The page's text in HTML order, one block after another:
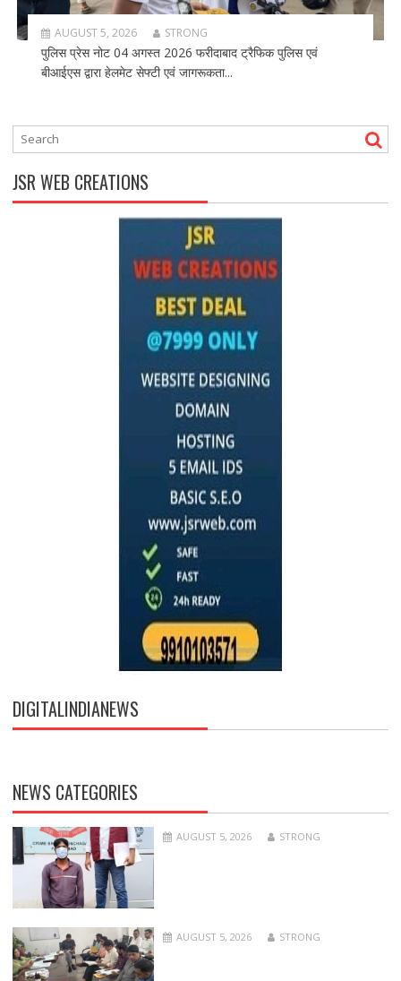
AUGUST 5, 2026 STRONG
पुलिस प्रेस नोट 04 अगस्त 2026 फरीदाबाद ट्रैफिक पुलिस एवं
बीआईएस द्वारा हेलमेट सेफ्टी एवं जागरूकता...
JSR WEB CREATIONS
DIGITALINDIANEWS
NEWS CATEGORIES
AUGUST 5, 2026 STRONG
AUGUST 5, 2026 STRONG